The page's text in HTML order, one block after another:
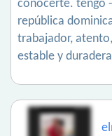
conocerte. tengo
república
trabajador,
estable y